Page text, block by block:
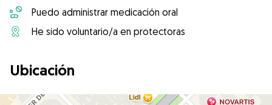
Puedo administrar medicación oral
He sido voluntario/a en protectoras
Ubicación